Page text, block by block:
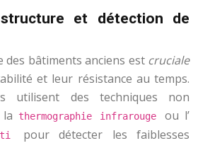
et détection de
des bâtiments anciens est cruciale
et leur résistance au temps.
utilisent des techniques non
thermographie infrarougeou l’
pour détecter les faiblesses